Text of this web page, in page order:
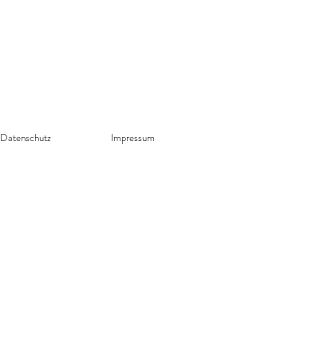
Datenschutz​ Impressum